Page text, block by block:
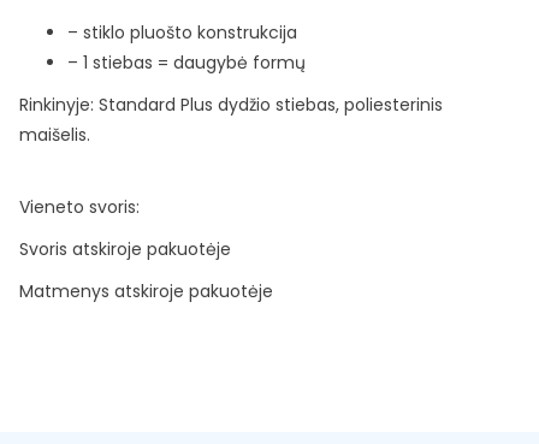
– stiklo pluošto konstrukcija
– 1 stiebas = daugybė formų
Rinkinyje: Standard Plus dydžio stiebas, poliesterinis
maišelis.
Vieneto svoris:
Svoris atskiroje pakuotėje
Matmenys atskiroje pakuotėje